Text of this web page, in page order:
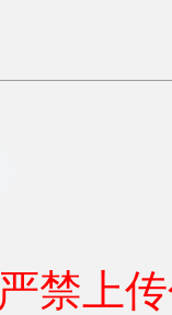
禁上